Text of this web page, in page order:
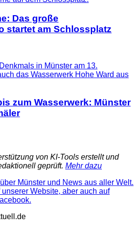
Das große
startet am Schlossplatz
zum Wasserwerk: Münster
von KI-Tools erstellt und
geprüft. Mehr dazu